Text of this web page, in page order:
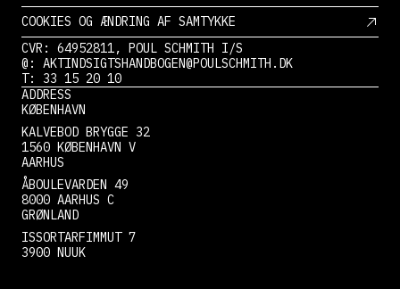
COOKIES OG ÆNDRING AF SAMTYKKE
CVR: 64952811, POUL SCHMITH I/S
@: AKTINDSIGTSHANDBOGEN@POULSCHMITH.DK
T: 33 15 20 10
ADDRESS
KØBENHAVN
KALVEBOD BRYGGE 32
1560 KØBENHAVN V
AARHUS
ÅBOULEVARDEN 49
8000 AARHUS C
GRØNLAND
ISSORTARFIMMUT 7
3900 NUUK